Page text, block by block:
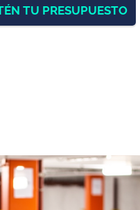
TU PRESUPUESTO
DE RECARGA
debería ser mi punto de